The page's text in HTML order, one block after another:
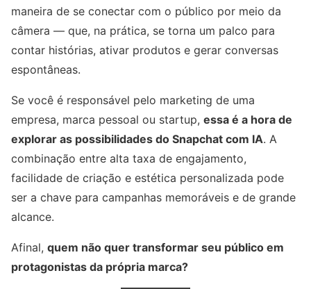
maneira de se conectar com o público por meio da
câmera — que, na prática, se torna um palco para
contar histórias, ativar produtos e gerar conversas
espontâneas.
Se você é responsável pelo marketing de uma
empresa, marca pessoal ou startup, essa é a hora de
explorar as possibilidades do Snapchat com IA. A
combinação entre alta taxa de engajamento,
facilidade de criação e estética personalizada pode
ser a chave para campanhas memoráveis e de grande
alcance.
Afinal, quem não quer transformar seu público em
protagonistas da própria marca?